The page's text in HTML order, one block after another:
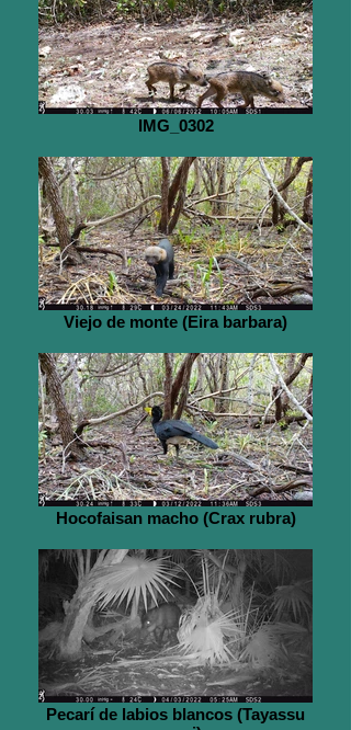
IMG_0302
Viejo de monte (Eira barbara)
Hocofaisan macho (Crax rubra)
Pecarí de labios blancos (Tayassu